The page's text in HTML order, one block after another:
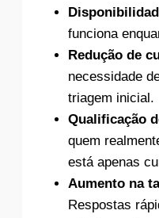
funciona
Redução de
necessidade
triagem inicial.
Qualificação
quem
está apenas
Aumento na
Respostas